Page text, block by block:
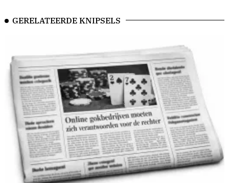
GERELATEERDE KNIPSELS